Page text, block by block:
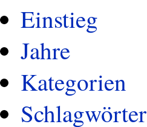
Einstieg
Jahre
Kategorien
Schlagwörter